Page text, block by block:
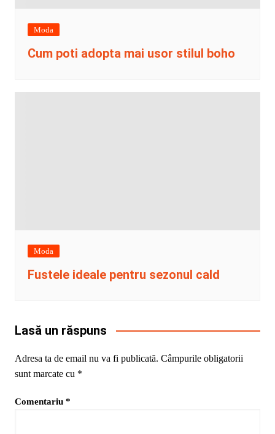
Moda
Cum poti adopta mai usor stilul boho
Moda
Fustele ideale pentru sezonul cald
Lasă un răspuns
Adresa ta de email nu va fi publicată. Câmpurile obligatorii
sunt marcate cu *
Comentariu *